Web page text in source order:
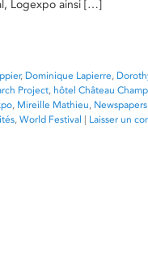
Logexpo ainsi […]
, Dominique Lapierre,
Project, hôtel Château
, Mireille Mathieu,
, World Festival | Laisser un